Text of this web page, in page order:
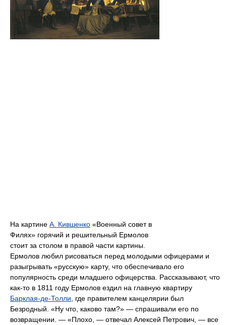
На картине А. Кившенко «Военный совет в
Филях» горячий и решительный Ермолов
стоит за столом в правой части картины.
Ермолов любил рисоваться перед молодыми офицерами и
разыгрывать «русскую» карту, что обеспечивало его
популярность среди младшего офицерства. Рассказывают, что
как-то в 1811 году Ермолов ездил на главную квартиру
Барклая-де-Толли , где правителем канцелярии был
Безродный. «Ну что, каково там?» — спрашивали его по
возвращении. — «Плохо, — отвечал Алексей Петрович, — все